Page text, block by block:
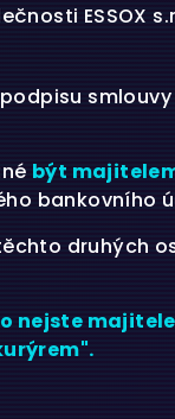
ESSOX
být
bankovního
druhých
nejste